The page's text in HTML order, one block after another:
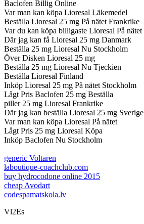
Baclofen Billig Online
Var man kan köpa Lioresal Läkemedel
Beställa Lioresal 25 mg På nätet Frankrike
Var du kan köpa billigaste Lioresal På nätet
Där jag kan få Lioresal 25 mg Danmark
Beställa 25 mg Lioresal Nu Stockholm
Över Disken Lioresal 25 mg
Beställa 25 mg Lioresal Nu Tjeckien
Beställa Lioresal Finland
Inköp Lioresal 25 mg På nätet Stockholm
Lågt Pris Baclofen 25 mg Beställa
piller 25 mg Lioresal Frankrike
Där jag kan beställa Lioresal 25 mg Sverige
Var man kan köpa Lioresal På nätet
Lågt Pris 25 mg Lioresal Köpa
Inköp Baclofen Nu Stockholm
generic Voltaren
laboutique-coachclub.com
buy hydrocodone online 2015
cheap Avodart
codespamatskola.lv
Vl2Es